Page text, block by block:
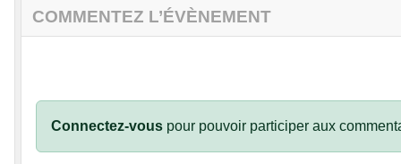
COMMENTEZ L’ÉVÈNEMENT
Connectez-vous pour pouvoir participer aux